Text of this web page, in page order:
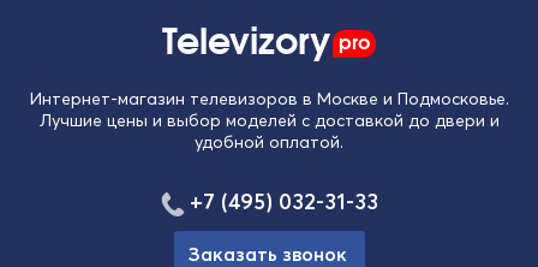
Televizory pro
Интернет-магазин телевизоров в Москве и Подмосковье.
Лучшие цены и выбор моделей с доставкой до двери и
удобной оплатой.
+7 (495) 032-31-33
Заказать звонок